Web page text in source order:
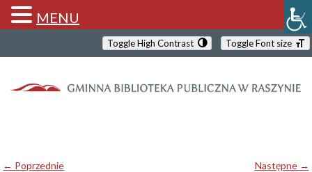
Toggle High Contrast Toggle Font size
← Poprzednie Następne →
MENU